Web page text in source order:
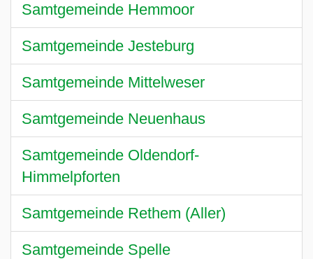
Samtgemeinde Hemmoor
Samtgemeinde Jesteburg
Samtgemeinde Mittelweser
Samtgemeinde Neuenhaus
Samtgemeinde Oldendorf-
Himmelpforten
Samtgemeinde Rethem (Aller)
Samtgemeinde Spelle